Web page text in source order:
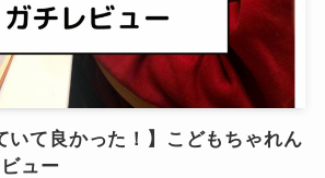
いて良かった！】こどもちゃれん
ュー